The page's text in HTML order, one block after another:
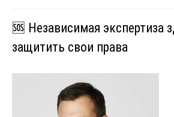
🆘 Независимая экспертиза
защитить свои права